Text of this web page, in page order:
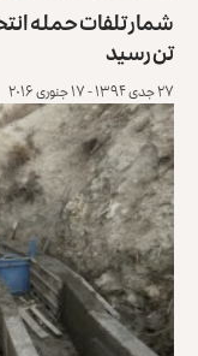
تن رسید
۲۷ جدی ۱۳۹۴ - ۱۷ جنوری ۲۰۱۶